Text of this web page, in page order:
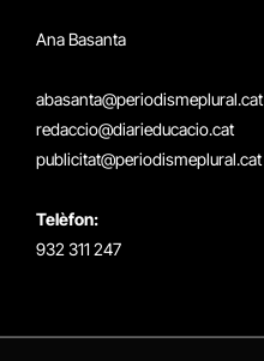
Ana Basanta
abasanta@periodismeplural.cat
redaccio@diarieducacio.cat
publicitat@periodismeplural.cat
Telèfon:
932 311 247